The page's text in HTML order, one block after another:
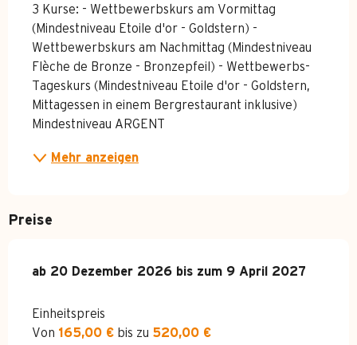
3 Kurse: - Wettbewerbskurs am Vormittag
(Mindestniveau Etoile d'or - Goldstern) -
Wettbewerbskurs am Nachmittag (Mindestniveau
Flèche de Bronze - Bronzepfeil) - Wettbewerbs-
Tageskurs (Mindestniveau Etoile d'or - Goldstern,
Mittagessen in einem Bergrestaurant inklusive)
Mindestniveau ARGENT
Mehr anzeigen
Preise
ab 20 Dezember 2026 bis zum 9 April 2027
ab 20 Dezember 2026 bis zum 9 April 2027
Einheitspreis
Von 165,00 € bis zu 520,00 €